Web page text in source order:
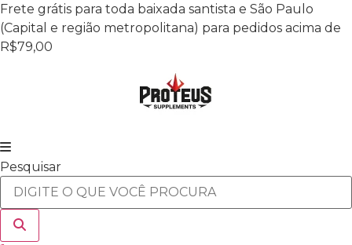
Ir
para
o
Frete grátis para toda baixada santista e São Paulo
(Capital e região metropolitana) para pedidos acima de
R$79,00
Pesquisar